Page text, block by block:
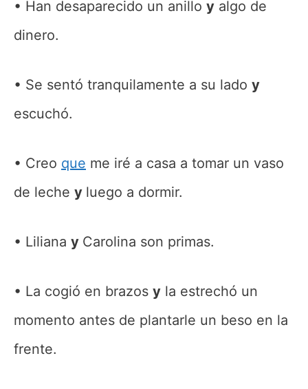
Han desaparecido un anillo y algo de
dinero.
Se sentó tranquilamente a su lado y
escuchó.
Creo que me iré a casa a tomar un vaso
de leche y luego a dormir.
Liliana y Carolina son primas.
La cogió en brazos y la estrechó un
momento antes de plantarle un beso en la
frente.